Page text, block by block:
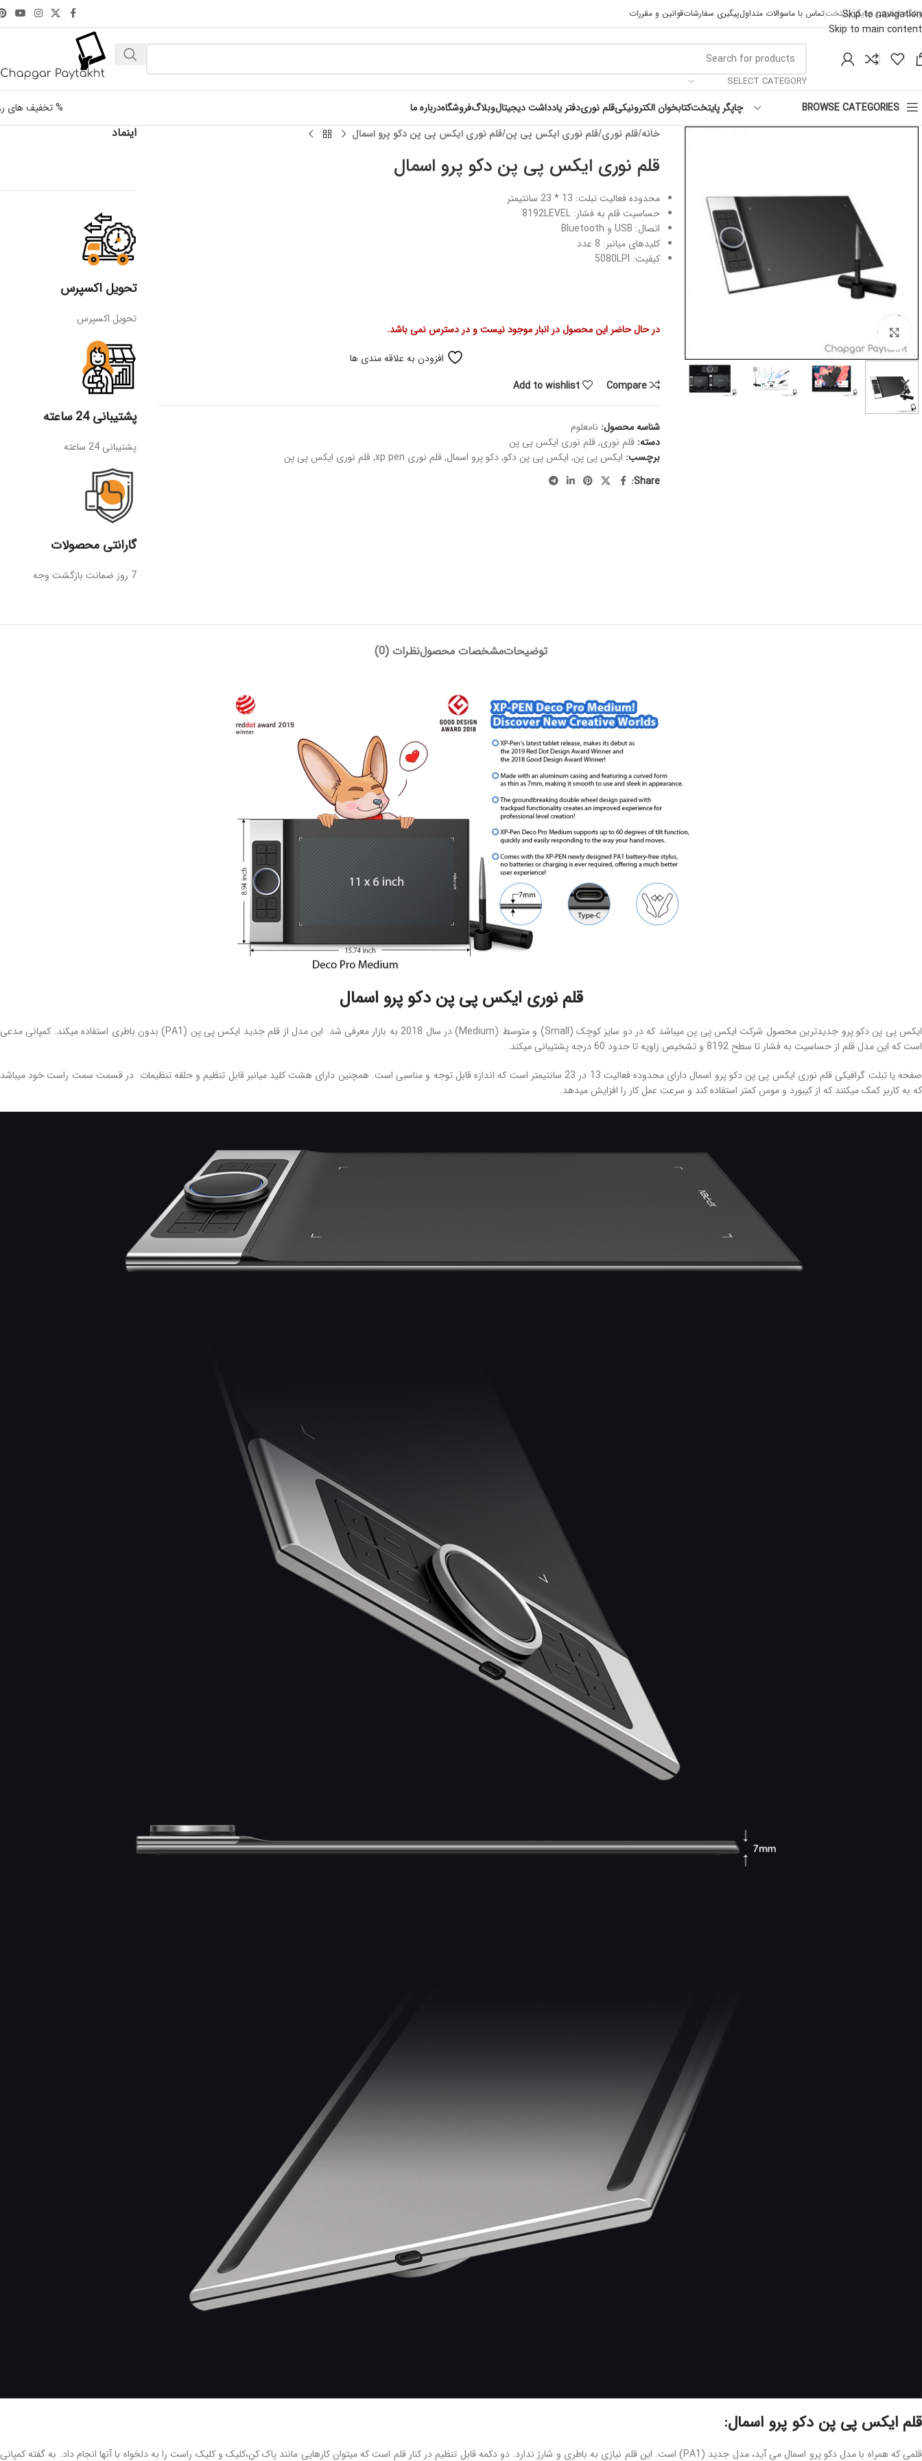
Skip to navigation
Skip to main content
اینترنتی چاپگر پایتختتماس با ماسوالات متداولپیگیری سفارشاتقوانین و مقررات
SELECT CATEGORY
BROWSE CATEGORIES چاپگر پایتختکتابخوان الکترونیکیقلم نوریدفتر یادداشت دیجیتالوبلاگفروشگاهدرباره ما % تخفیف های
خانه قلم نوری قلم نوری ایکس پی پن قلم نوری ایکس پی پن دکو پرو اسمال
قلم نوری ایکس پی پن دکو پرو اسمال
محدوده فعالیت تبلت: 13 * 23 سانتیمتر
حساسیت قلم به فشار: 8192LEVEL
اتصال: USB و Bluetooth
کلیدهای میانبر: 8 عدد
کیفیت: 5080LPI
در حال حاضر این محصول در انبار موجود نیست و در دسترس نمی باشد.
افزودن به علاقه مندی ها
Compare
Add to wishlist
شناسه محصول: نامعلوم
دسته: قلم نوری,قلم نوری ایکس پی پن
برچسب: ایکس پی پن, ایکس پی پن دکو,دکو پرو اسمال,قلم نوری xp pen ,قلم نوری ایکس پی پن
Share:
اینماد
تحویل اکسپرس
تحویل اکسپرس
پشتیبانی 24 ساعته
پشتیبانی 24 ساعته
گارانتی محصولات
7 روز ضمانت بازگشت وجه
توضیحاتمشخصات محصولنظرات (0)
قلم نوری ایکس پی پن دکو پرو اسمال
ایکس پی پن دکو پرو جدیدترین محصول شرکت ایکس پی پن میباشد که در دو سایز کوچک (Small) و متوسط (Medium) در سال 2018 به بازار معرفی شد. این مدل از قلم جدید ایکس پی پن (PA1) بدون باطری استفاده میکند. کمپانی مدعی
است که این مدل قلم از حساسیت به فشار تا سطح 8192 و تشخیص زاویه تا حدود 60 درجه پشتیبانی میکند.
صفحه یا تبلت گرافیکی قلم نوری ایکس پی پن دکو پرو اسمال دارای محدوده فعالیت 13 در 23 سانتیمتر است که اندازه قابل توجه و مناسبی است. همچنین دارای هشت کلید میانبر قابل تنظیم و حلقه تنظیمات در قسمت سمت راست خود میباشد
که به کاربر کمک میکنند که از کیبورد و موس کمتر استفاده کند و سرعت عمل کار را افزایش میدهد.
قلم ایکس پی پن دکو پرو اسمال:
قلمی که همراه با مدل دکو پرو اسمال می آید، مدل جدید (PA1) است. این قلم نیازی به باطری و شارژ ندارد. دو دکمه قابل تنظیم در کنار قلم است که میتوان کارهایی مانند پاک کن،کلیک و کلیک راست را به دلخواه با آنها انجام داد. به گفته کمپانی